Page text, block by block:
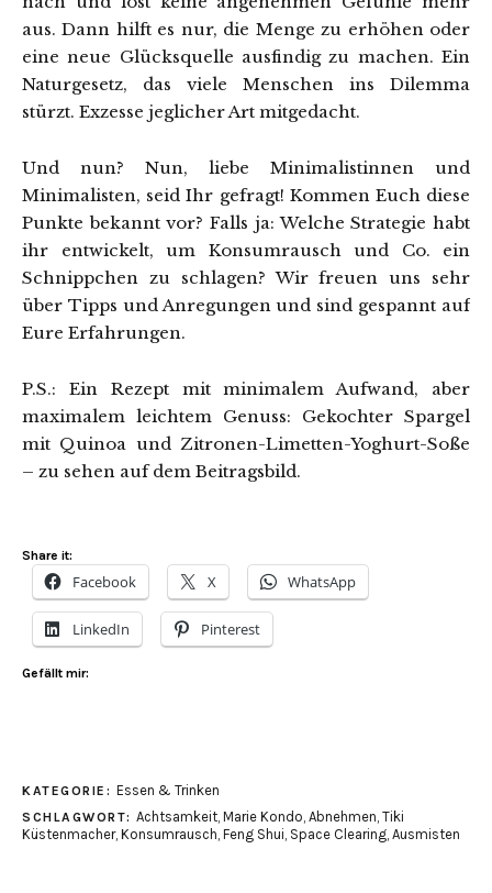
aus. Dann hilft es nur, die Menge zu erhöhen oder
eine neue Glücksquelle ausfindig zu machen. Ein
Naturgesetz, das viele Menschen ins Dilemma
stürzt. Exzesse jeglicher Art mitgedacht.
Und nun? Nun, liebe Minimalistinnen und
Minimalisten, seid Ihr gefragt! Kommen Euch diese
Punkte bekannt vor? Falls ja: Welche Strategie habt
ihr entwickelt, um Konsumrausch und Co. ein
Schnippchen zu schlagen? Wir freuen uns sehr
über Tipps und Anregungen und sind gespannt auf
Eure Erfahrungen.
P.S.: Ein Rezept mit minimalem Aufwand, aber
maximalem leichtem Genuss: Gekochter Spargel
mit Quinoa und Zitronen-Limetten-Yoghurt-Soße
– zu sehen auf dem Beitragsbild.
Share it:
Facebook X WhatsApp
LinkedIn Pinterest
Gefällt mir:
KATEGORIE: Essen & Trinken
SCHLAGWORT: Achtsamkeit, Marie Kondo, Abnehmen, Tiki
Küstenmacher, Konsumrausch, Feng Shui, Space Clearing, Ausmisten